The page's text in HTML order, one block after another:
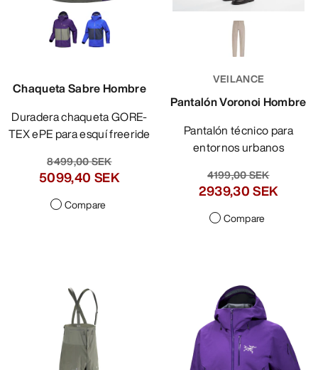
Chaqueta Sabre Hombre
Duradera chaqueta GORE-
TEX ePE para esquí freeride
8499,00 SEK
5099,40 SEK
Compare
VEILANCE
Pantalón Voronoi Hombre
Pantalón técnico para
entornos urbanos
4199,00 SEK
2939,30 SEK
Compare